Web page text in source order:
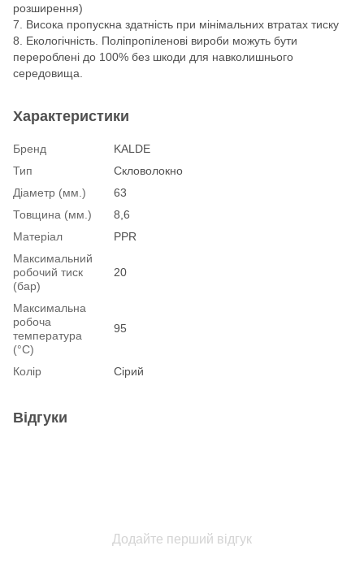
розширення)
7. Висока пропускна здатність при мінімальних втратах тиску
8. Екологічність. Поліпропіленові вироби можуть бути
перероблені до 100% без шкоди для навколишнього
середовища.
Характеристики
Бренд
KALDE
Тип
Скловолокно
Діаметр (мм.)
63
Товщина (мм.)
8,6
Матеріал
PPR
Максимальний
робочий тиск
(бар)
20
Максимальна
робоча
температура
(°С)
95
Колір Сірий
Відгуки
Додайте перший відгук